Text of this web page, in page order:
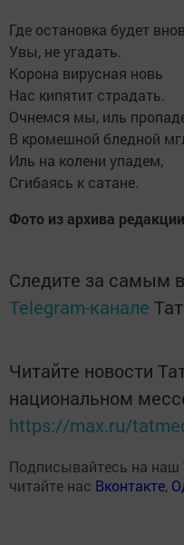
Где остановка будет
Увы, не угадать.
Корона вирусная новь
Нас кипятит страдать.
Очнемся мы, иль
В кромешной бледной
Иль на колени упадем,
Сгибаясь к сатане.
Фото из архива редакции
Следите за самым
Telegram-канале
Читайте новости
национальном
https://max.ru/
Подписывайтесь на наш
читайте нас Вконтакте,